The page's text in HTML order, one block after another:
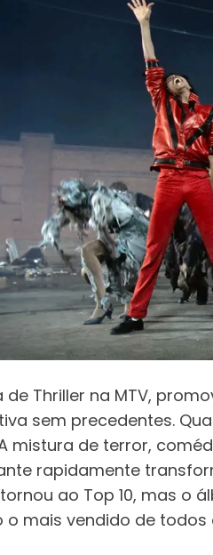
de Thriller na MTV,
sem precedentes.
mistura de terror,
rapidamente
ao Top 10, mas o
o mais vendido de todos